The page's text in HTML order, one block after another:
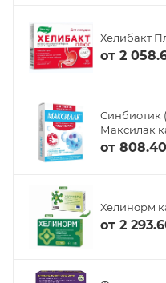
Хелибакт
от 2
Синбиотик
Максилак
от
Хелинорм
от 2